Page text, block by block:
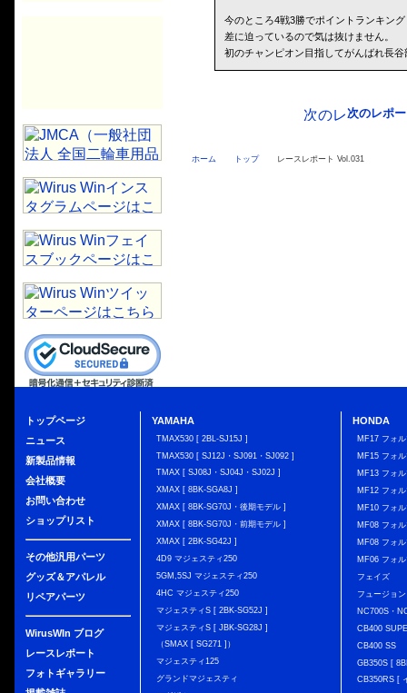
今のところ4戦3勝でポイントランキン
差に迫っているので気は抜けません。
初のチャンピオン目指してがんばれ長谷
次のレポ
ホーム トップ レースレポート Vol.031
トップページ
ニュース
新製品情報
会社概要
お問い合わせ
ショップリスト
その他汎用パーツ
グッズ＆アパレル
リペアパーツ
WirusWIn ブログ
レースレポート
フォトギャラリー
YAMAHA
TMAX530 [ 2BL-SJ15J ]
TMAX530 [ SJ12J・SJ091・SJ092 ]
TMAX [ SJ08J・SJ04J・SJ02J ]
XMAX [ 8BK-SGA8J ]
XMAX [ 8BK-SG70J・後期モデル ]
XMAX [ 8BK-SG70J・前期モデル ]
XMAX [ 2BK-SG42J ]
4D9 マジェスティ250
5GM,5SJ マジェスティ250
4HC マジェスティ250
マジェスティS [ 2BK-SG52J ]
マジェスティS [ JBK-SG28J ]
（SMAX [ SG271 ]）
マジェスティ125
グランドマジェスティ
HONDA
MF17 フォ
MF15 フォ
MF13 フォ
MF12 フォ
MF10 フォ
MF08 フォ
MF08 フォ
MF06 フォ
フェイズ
フュージョン
NC700S・
CB400
CB400 SS
GB350S [
CB350RS [